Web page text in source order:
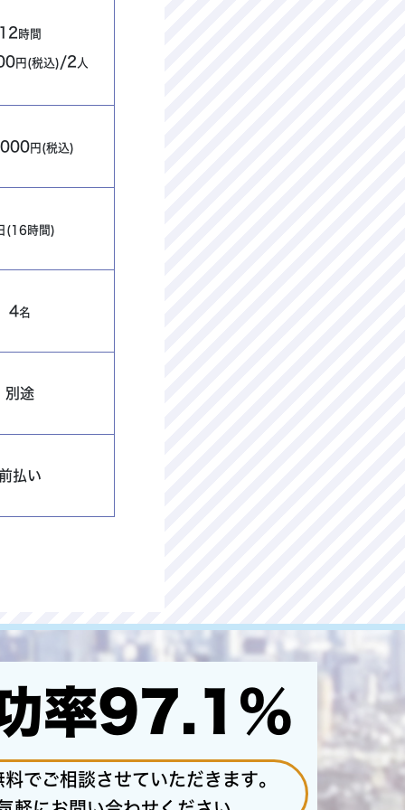
時間
円(税込) /2 人
円(税込)
(16時間)
4名
別途
払い
率97.1%
でご相談させていただきます。